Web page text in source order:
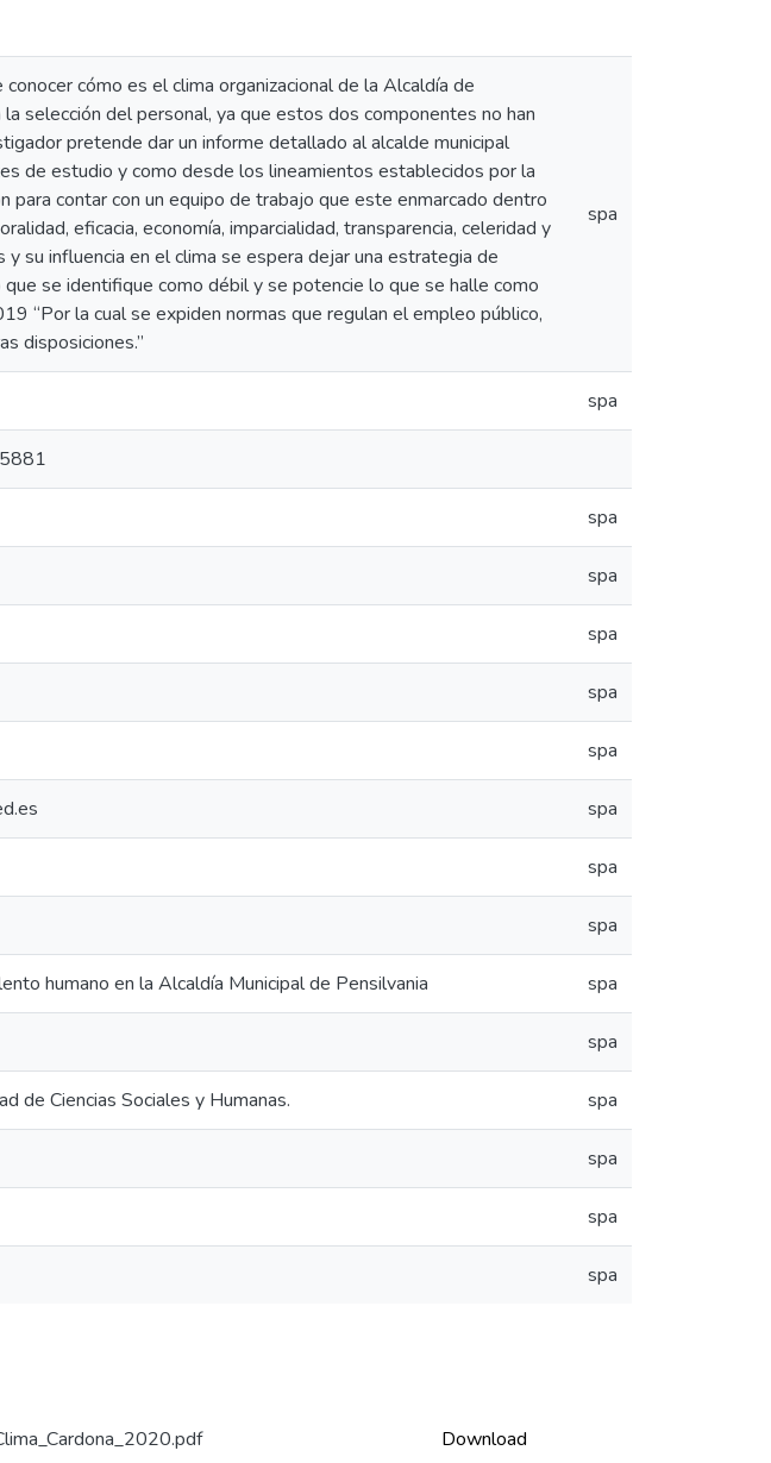
cómo es el clima organizacional de la Alcaldía de
selección del personal, ya que estos dos componentes no han
pretende dar un informe detallado al alcalde municipal
de estudio y como desde los lineamientos establecidos por la
para contar con un equipo de trabajo que este enmarcado dentro
eficacia, economía, imparcialidad, transparencia, celeridad y
su influencia en el clima se espera dejar una estrategia de
se identifique como débil y se potencie lo que se halle como
“Por la cual se expiden normas que regulan el empleo público,
disposiciones.”
spa
spa
spa
spa
spa
spa
spa
spa
spa
spa
humano en la Alcaldía Municipal de Pensilvania spa
spa
de Ciencias Sociales y Humanas. spa
spa
spa
spa
Download